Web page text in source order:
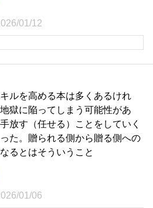
01/12
ルを高める本は多くあるけれ
獄に陥ってしまう可能性があ
放す（任せる）ことをしていく
た。贈られる側から贈る側への
るとはそういうこと
01/06